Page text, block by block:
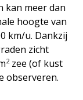
kan meer dan
hoogte van
km/u. Dankzij
zicht
2zee (of kust
observeren.